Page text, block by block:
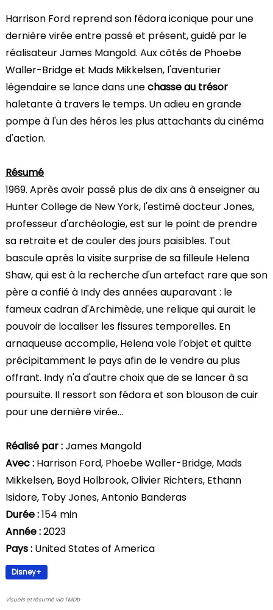
Harrison Ford reprend son fédora iconique pour une
dernière virée entre passé et présent, guidé par le
réalisateur James Mangold. Aux côtés de Phoebe
Waller-Bridge et Mads Mikkelsen, l'aventurier
légendaire se lance dans unechasse au trésor
haletante à travers le temps. Un adieu en grande
pompe à l'un des héros les plus attachants du cinéma
d'action.
Résumé
1969. Après avoir passé plus de dix ans à enseigner au
Hunter College de New York, l'estimé docteur Jones,
professeur d'archéologie, est sur le point de prendre
sa retraite et de couler des jours paisibles. Tout
bascule après la visite surprise de sa filleule Helena
Shaw, qui est à la recherche d'un artefact rare que son
père a confié à Indy des années auparavant : le
fameux cadran d'Archimède, une relique qui aurait le
pouvoir de localiser les fissures temporelles. En
arnaqueuse accomplie, Helena vole l’objet et quitte
précipitamment le pays afin de le vendre au plus
offrant. Indy n'a d'autre choix que de se lancer à sa
poursuite. Il ressort son fédora et son blouson de cuir
pour une dernière virée...
Réalisé par :James Mangold
Avec : Harrison Ford, Phoebe Waller-Bridge, Mads
Mikkelsen, Boyd Holbrook, Olivier Richters, Ethann
Isidore, Toby Jones, Antonio Banderas
Durée :154 min
Année :2023
Pays : United States of America
Disney+
Visuels et résumé via TMDb